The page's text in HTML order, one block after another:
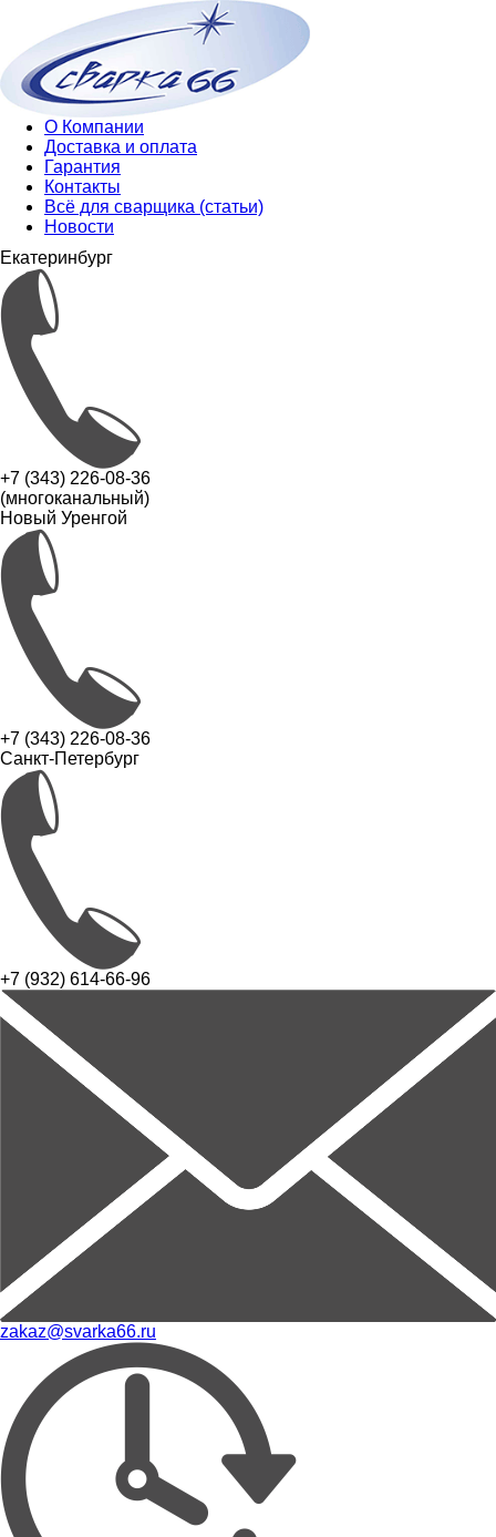
О Компании
Доставка и оплата
Гарантия
Контакты
Всё для сварщика (статьи)
Новости
Екатеринбург
+7 (343) 226-08-36
(многоканальный)
Новый Уренгой
+7 (343) 226-08-36
Санкт-Петербург
+7 (932) 614-66-96
zakaz@svarka66.ru